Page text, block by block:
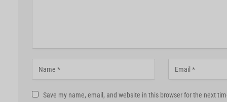
Save my name, email, and website in this browser for the next